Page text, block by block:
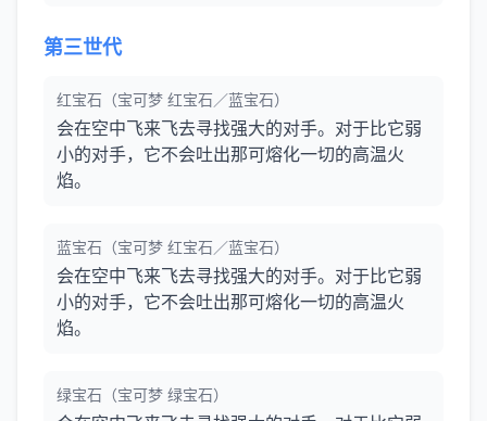
第三世代
红宝石（宝可梦 红宝石／蓝宝石）
会在空中飞来飞去寻找强大的对手。对于比它弱
小的对手，它不会吐出那可熔化一切的高温火
焰。
蓝宝石（宝可梦 红宝石／蓝宝石）
会在空中飞来飞去寻找强大的对手。对于比它弱
小的对手，它不会吐出那可熔化一切的高温火
焰。
绿宝石（宝可梦 绿宝石）